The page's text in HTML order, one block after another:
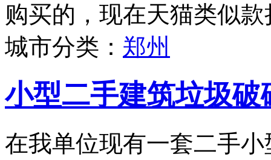
购买的，现在天猫类似
城市分类： 郑州
小型二手建筑垃圾破
在我单位现有一套二手